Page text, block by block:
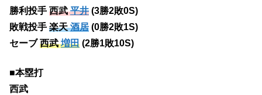
勝利投手 西武平井 (3勝2敗0S)
敗戦投手 楽天酒居 (0勝2敗1S)
セーブ西武増田 (2勝1敗10S)
■本塁打
西武